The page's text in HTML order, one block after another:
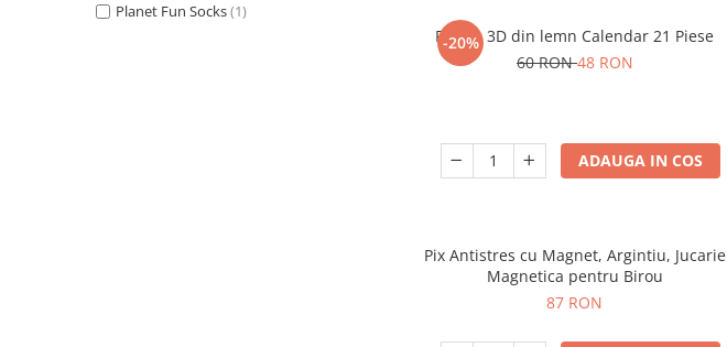
Planet Fun Socks(1)
-20%
Puzzle 3D din lemn Calendar 21 Piese
60 RON48 RON
ADAUGA IN COS
Pix Antistres cu Magnet, Argintiu, Jucarie
Magnetica pentru Birou
87 RON